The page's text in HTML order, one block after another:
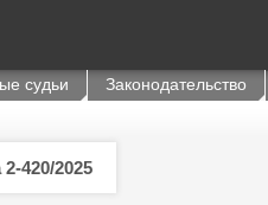
судьи Законодательство
420/2025